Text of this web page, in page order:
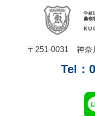
学校
藤嶺
〒251‑0031 神奈
Tel：